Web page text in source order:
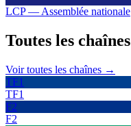
LCP — Assemblée nationale
Toutes les chaînes
Voir toutes les chaînes →
TF1
TF1
F2
F2